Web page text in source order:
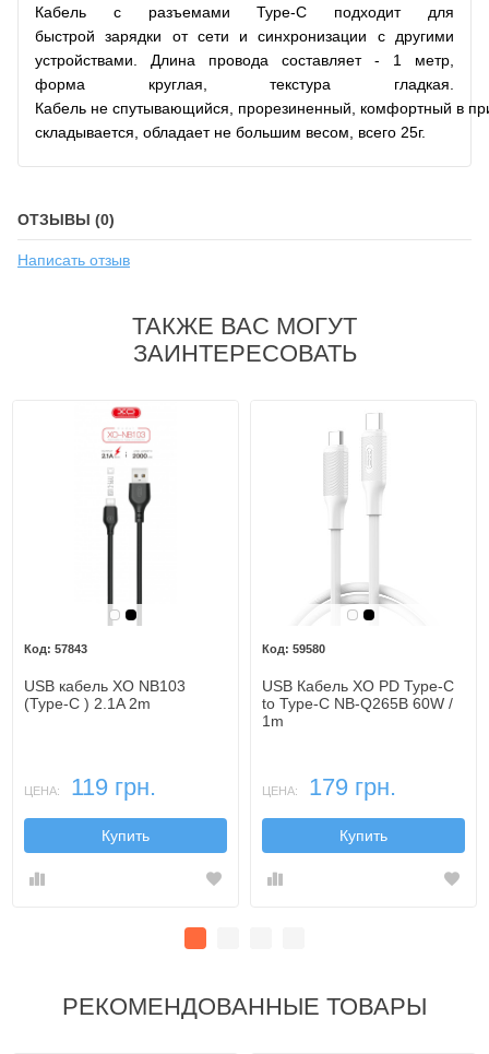
Кабель с разъемами Type-C подходит для
быстройзарядки от сети и синхронизации с другими
устройствами. Длина провода составляет - 1 метр,
форма круглая, текстура гладкая.
Кабель не спутывающийся, прорезиненный, комфортный в
складывается, обладает не большим весом, всего 25г.
ОТЗЫВЫ (0)
Написать отзыв
ТАКЖЕ ВАС МОГУТ
ЗАИНТЕРЕСОВАТЬ
Белый
Черный
57843
USB кабель XO NB103
(Type-C ) 2.1A 2m
ЦЕНА: 119 грн.
Купить
Белый
Черный
59580
USB Кабель XO PD Type-C
to Type-C NB-Q265B 60W /
1m
ЦЕНА: 179 грн.
Купить
РЕКОМЕНДОВАННЫЕ ТОВАРЫ